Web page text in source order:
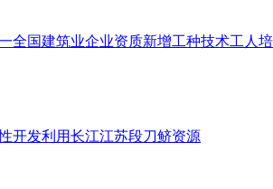
全国建筑业企业资质新增工种技术工人
开发利用长江江苏段刀鲚资源